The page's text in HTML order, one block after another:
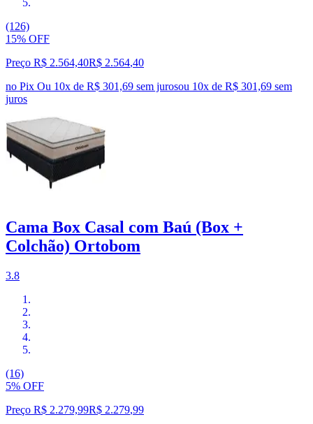
(126)
15% OFF
Preço R$ 2.564,40R$ 2.564,40
no Pix Ou 10x de R$ 301,69 sem jurosou 10x de R$ 301,69 sem
juros
Cama Box Casal com Baú (Box +
Colchão) Ortobom
3.8
(16)
5% OFF
Preço R$ 2.279,99R$ 2.279,99